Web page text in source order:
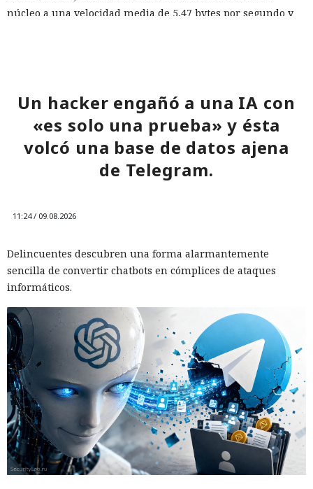
núcleo a una velocidad media de 5,47 bytes por segundo y
El trabajo no describe ataques contra sistemas reales ni
datos de usuarios. Todos los experimentos se realizaron en
máquinas locales, y el modelo de amenazas supone que el
atacante ya puede ejecutar su propio código en el sistema
Linux objetivo. Los autores consideran que un mecanismo
febrero de 2026 y confirmaron el comportamiento de los
procesadores que subyace en él. AMD informó planes para
cerrar el problema mediante un cambio en el núcleo; Intel
no considera necesario un parche independiente. Entre las
medidas propuestas está volver a limpiar el predictor
después de la interrupción. Para reducir el riesgo, conviene
instalar las actualizaciones del núcleo a medida que se
publiquen.
La mujer de tus sueños resultó
ser una IA: los chatbots invaden
las plataformas de citas y
buscan víctimas.
12:16 / 09.08.2026
Un hacker engañó a una IA con
«es solo una prueba» y ésta
volcó una base de datos ajena
de Telegram.
11:24 / 09.08.2026
Delincuentes descubren una forma alarmantemente
sencilla de convertir chatbots en cómplices de ataques
informáticos.